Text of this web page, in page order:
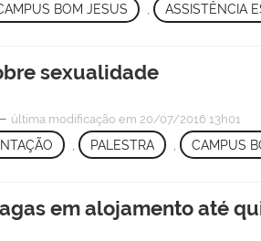
BOM JESUS ASSISTÊNCIA
sexualidade
última modificação em 20/07/2016 13h01
, PALESTRA CAMPUS
em alojamento até